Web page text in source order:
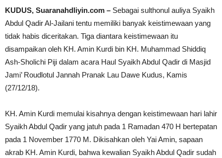
KUDUS, Suaranahdliyin.com – Sebagai sulthonul auliya Syaikh
Abdul Qadir Al-Jailani tentu memiliki banyak keistimewaan yang
tidak habis diceritakan. Tiga diantara keistimewaan itu
disampaikan oleh KH. Amin Kurdi bin KH. Muhammad Shiddiq
Ash-Sholichi Piji dalam acara Haul Syaikh Abdul Qadir di Masjid
Jami’ Roudlotul Jannah Pranak Lau Dawe Kudus, Kamis
(27/12/18).
KH. Amin Kurdi memulai kisahnya dengan keistimewaan hari lahir
Syaikh Abdul Qadir yang jatuh pada 1 Ramadan 470 H bertepatan
pada 1 November 1770 M. Dikisahkan oleh Yai Amin, sapaan
akrab KH. Amin Kurdi, bahwa kewalian Syaikh Abdul Qadir sudah